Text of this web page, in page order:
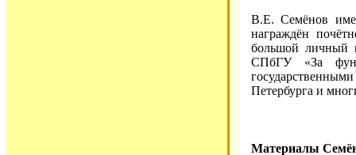
В.Е. Семёнов
награждён
большой личный
СПбГУ «За
Петербурга и
Материалы